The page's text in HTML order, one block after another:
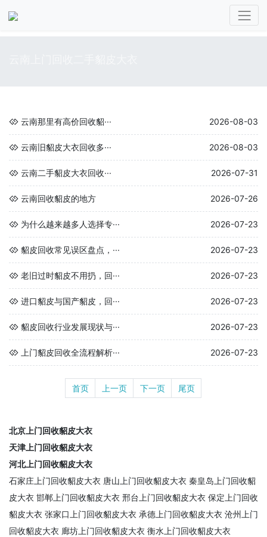
云南那里有高价回收貂··· 2026-08-03
云南旧貂皮大衣回收多··· 2026-08-03
云南二手貂皮大衣回收··· 2026-07-31
云南回收貂皮的地方 2026-07-26
为什么越来越多人选择专··· 2026-07-23
貂皮回收常见误区盘点，··· 2026-07-23
老旧过时貂皮不用扔，回··· 2026-07-23
进口貂皮与国产貂皮，回··· 2026-07-23
貂皮回收行业发展现状与··· 2026-07-23
上门貂皮回收全流程解析··· 2026-07-23
首页 上一页 下一页 尾页
北京上门回收貂皮大衣
天津上门回收貂皮大衣
河北上门回收貂皮大衣
石家庄上门回收貂皮大衣 唐山上门回收貂皮大衣 秦皇岛上门回收貂
皮大衣 邯郸上门回收貂皮大衣 邢台上门回收貂皮大衣 保定上门回收
貂皮大衣 张家口上门回收貂皮大衣 承德上门回收貂皮大衣 沧州上门
回收貂皮大衣 廊坊上门回收貂皮大衣 衡水上门回收貂皮大衣